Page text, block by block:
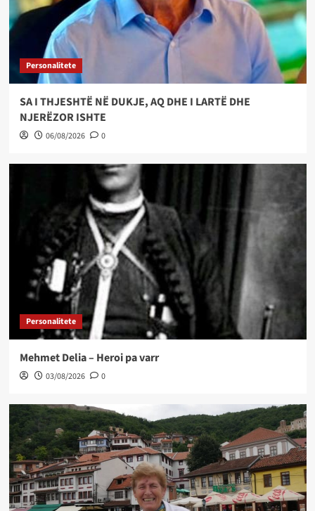
Personalitete
SA I THJESHTË NË DUKJE, AQ DHE I LARTË DHE
NJERËZOR ISHTE
06/08/2026 0
Personalitete
Mehmet Delia – Heroi pa varr
03/08/2026 0